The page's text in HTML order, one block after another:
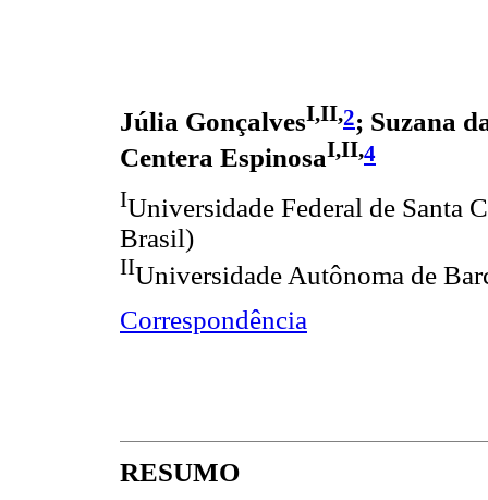
Júlia GonçalvesI,II,2; Suzana
Centera EspinosaI,II,4
IUniversidade Federal de Santa
Brasil)
IIUniversidade Autônoma de
Correspondência
RESUMO